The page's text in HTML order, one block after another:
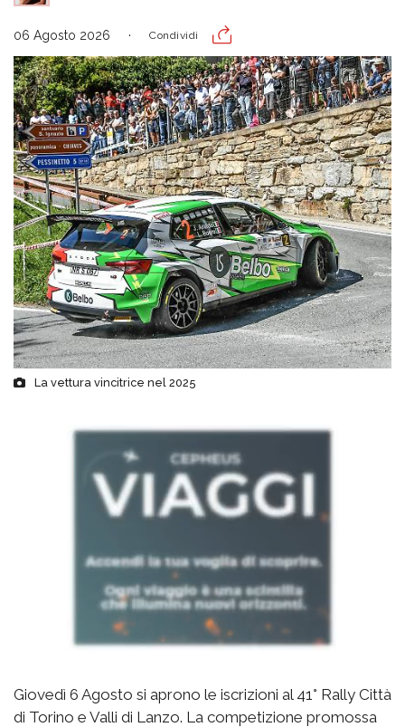
06 Agosto 2026 Condividi
La vettura vincitrice nel 2025
Giovedì 6 Agosto si aprono le iscrizioni al 41° Rally Città
di Torino e Valli di Lanzo. La competizione promossa